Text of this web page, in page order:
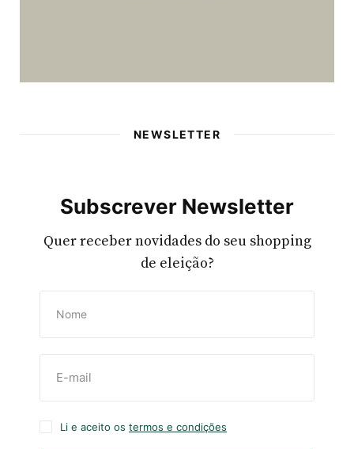
NEWSLETTER
Subscrever Newsletter
Quer receber novidades do seu shopping
de eleição?
Li e aceito os termos e condições